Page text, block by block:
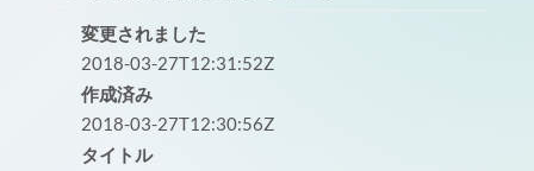
変更されました
2018-03-27T12:31:52Z
作成済み
2018-03-27T12:30:56Z
タイトル